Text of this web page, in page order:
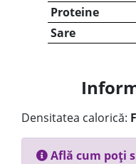
Proteine
Sare
Densitatea calorică:
Află cum poți